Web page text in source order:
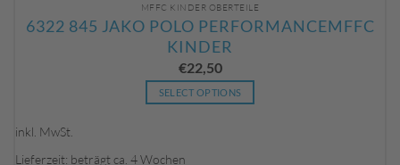
MFFC KINDER OBERTEILE
6322 845 JAKO POLO PERFORMANCEMFFC
KINDER
€22,50
SELECT OPTIONS
inkl. MwSt.
Lieferzeit: beträgt ca. 4 Wochen